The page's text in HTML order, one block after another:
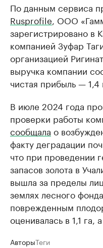
По данным сервиса
Rusprofile, ООО
зарегистрировано в
компанией Зуфар
организацией
выручка компании
чистая прибыль —
В июле 2024 года
проверки работы
сообщала о
факту деградации
что при проведении
запасов золота в
вышла за пределы
землях лесного
поврежденным
оценивалась в 1,1
АвторыТеги